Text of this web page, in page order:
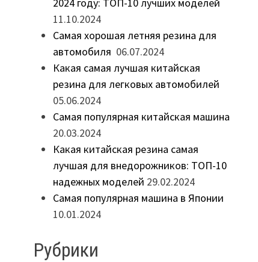
11.10.2024
Самая хорошая летняя резина для
автомобиля 06.07.2024
Какая самая лучшая китайская
резина для легковых автомобилей
05.06.2024
Самая популярная китайская машина
20.03.2024
Какая китайская резина самая
лучшая для внедорожников: ТОП-10
надежных моделей 29.02.2024
Самая популярная машина в Японии
10.01.2024
Рубрики